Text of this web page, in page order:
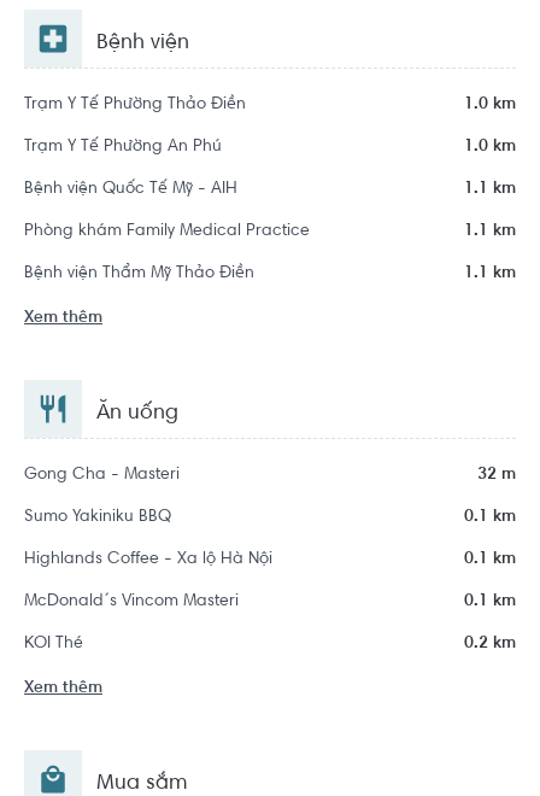
Bệnh viện
Trạm Y Tế Phường Thảo Điền 1.0 km
Trạm Y Tế Phường An Phú 1.0 km
Bệnh viện Quốc Tế Mỹ - AIH 1.1 km
Phòng khám Family Medical Practice 1.1 km
Bệnh viện Thẩm Mỹ Thảo Điền 1.1 km
Xem thêm
Ăn uống
Gong Cha - Masteri 32 m
Sumo Yakiniku BBQ 0.1 km
Highlands Coffee - Xa lộ Hà Nội 0.1 km
McDonald´s Vincom Masteri 0.1 km
KOI Thé 0.2 km
Xem thêm
Mua sắm